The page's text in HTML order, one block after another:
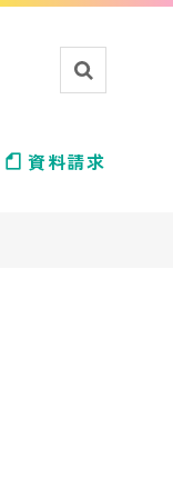
資料請求